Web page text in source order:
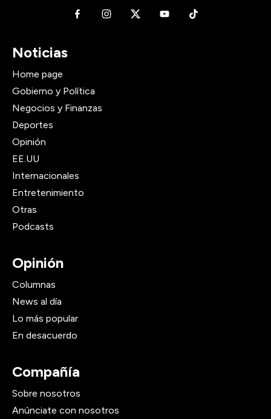
Noticias
Home page
Gobierno y Política
Negocios y Finanzas
Deportes
Opinión
EE.UU
Internacionales
Entretenimiento
Otras
Podcasts
Opinión
Columnas
News al día
Lo más popular
En desacuerdo
Compañía
Sobre nosotros
Anúnciate con nosotros